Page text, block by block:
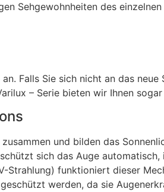
Sehgewohnheiten des
Falls Sie sich nicht an das
– Serie bieten wir Ihnen
und bilden das
sich das Auge
funktioniert dieser
werden, da sie